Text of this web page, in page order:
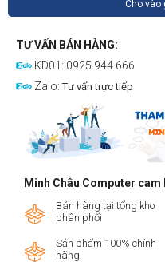
Cho vào
TƯ VẤN BÁN HÀNG:
KD01: 0925.944.666
Zalo:Tư vấn trực tiếp
Minh Châu Computer cam
Bán hàng tại tổng kho
phân phối
Sản phẩm 100% chính
hãng